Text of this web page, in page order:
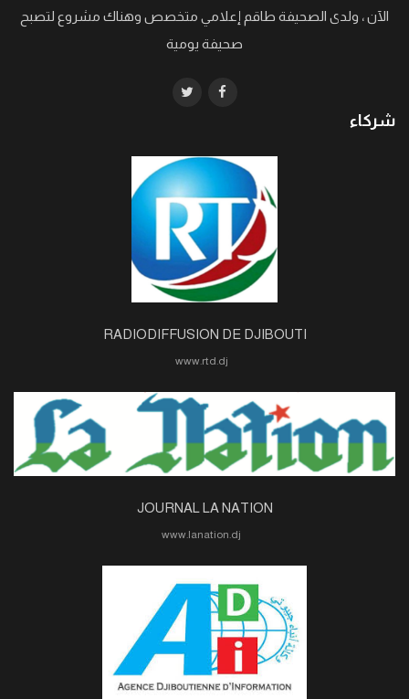
الآن ، ولدى الصحيفة طاقم إعلامي متخصص وهناك مشروع لتصبح
صحيفة يومية
شركاء
RADIODIFFUSION DE DJIBOUTI
JOURNAL LA NATION